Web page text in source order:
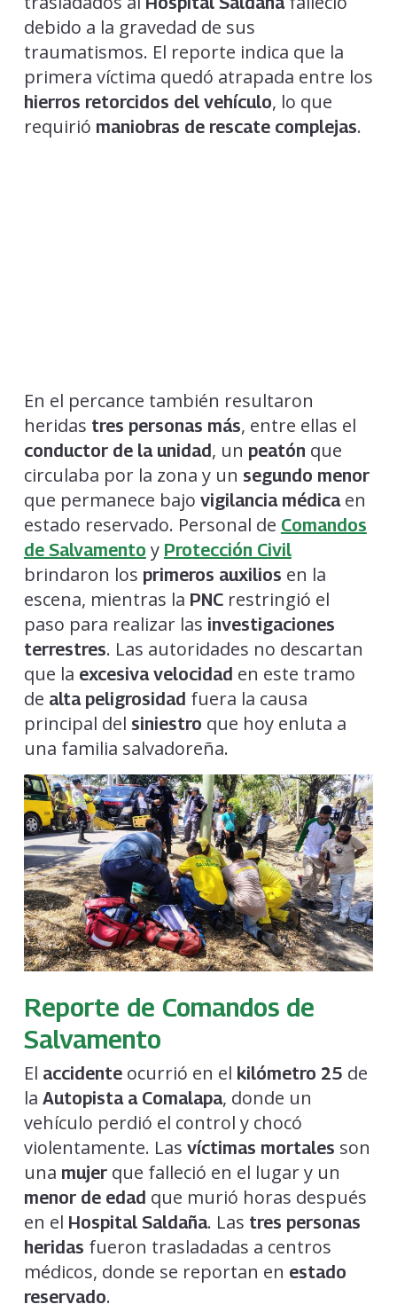
debido a la gravedad de sus
traumatismos. El reporte indica que la
primera víctima quedó atrapada entre los
hierros retorcidos del vehículo, lo que
requirió maniobras de rescate complejas.
En el percance también resultaron
heridas tres personas más, entre ellas el
conductor de la unidad, un peatón que
circulaba por la zona y un segundo menor
que permanece bajo vigilancia médicaen
estado reservado. Personal de Comandos
de Salvamento y Protección Civil
brindaron los primeros auxilios en la
escena, mientras la PNCrestringió el
paso para realizar las investigaciones
terrestres. Las autoridades no descartan
que la excesiva velocidad en este tramo
de alta peligrosidad fuera la causa
principal del siniestro que hoy enluta a
una familia salvadoreña.
Reporte de Comandos de
Salvamento
El accidenteocurrió en el kilómetro 25 de
la Autopista a Comalapa, donde un
vehículo perdió el control y chocó
violentamente. Las víctimas mortales son
una mujerque falleció en el lugar y un
menor de edad que murió horas después
en el Hospital Saldaña. Las tres personas
heridas fueron trasladadas a centros
médicos, donde se reportan en estado
reservado.